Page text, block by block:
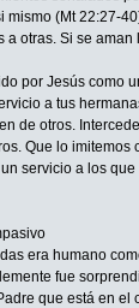
mismo (Mt 22:27-
a otras. Si se
por Jesús como
a tus
de otros.
Que lo
servicio a los
era humano
fue
que está en el